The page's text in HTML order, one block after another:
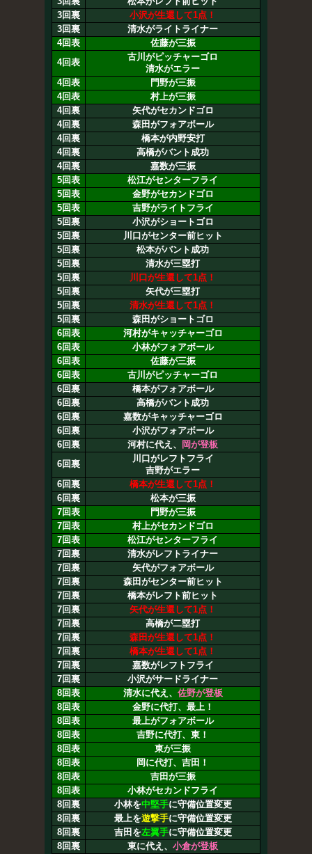
3回裏
小沢が生還して1点！
3回裏
清水がライトライナー
4回表
佐藤が三振
4回表
古川がピッチャーゴロ
清水がエラー
4回表
門野が三振
4回表
村上が三振
4回裏
矢代がセカンドゴロ
4回裏
森田がフォアボール
4回裏
橋本が内野安打
4回裏
高橋がバント成功
4回裏
嘉数が三振
5回表
松江がセンターフライ
5回表
金野がセカンドゴロ
5回表
吉野がライトフライ
5回裏
小沢がショートゴロ
5回裏
川口がセンター前ヒット
5回裏
松本がバント成功
5回裏
清水が三塁打
5回裏
川口が生還して1点！
5回裏
矢代が三塁打
5回裏
清水が生還して1点！
5回裏
森田がショートゴロ
6回表
河村がキャッチャーゴロ
6回表
小林がフォアボール
6回表
佐藤が三振
6回表
古川がピッチャーゴロ
6回裏
橋本がフォアボール
6回裏
高橋がバント成功
6回裏
嘉数がキャッチャーゴロ
6回裏
小沢がフォアボール
6回裏
河村に代え、
岡が登板
6回裏
川口がレフトフライ
吉野がエラー
6回裏
橋本が生還して1点！
6回裏
松本が三振
7回表
門野が三振
7回表
村上がセカンドゴロ
7回表
松江がセンターフライ
7回裏
清水がレフトライナー
7回裏
矢代がフォアボール
7回裏
森田がセンター前ヒット
7回裏
橋本がレフト前ヒット
7回裏
矢代が生還して1点！
7回裏
高橋が二塁打
7回裏
森田が生還して1点！
7回裏
橋本が生還して1点！
7回裏
嘉数がレフトフライ
7回裏
小沢がサードライナー
8回表
清水に代え、 佐野が登板
8回表
金野に代打、最上！
8回表
最上がフォアボール
8回表
吉野に代打、東！
8回表
東が三振
8回表
岡に代打、吉田！
8回表
吉田が三振
8回表
小林がセカンドフライ
8回裏
小林を中堅手に守備位置変更
8回裏
最上を遊撃手に守備位置変更
8回裏
吉田を左翼手に守備位置変更
8回裏
東に代え、 小倉が登板